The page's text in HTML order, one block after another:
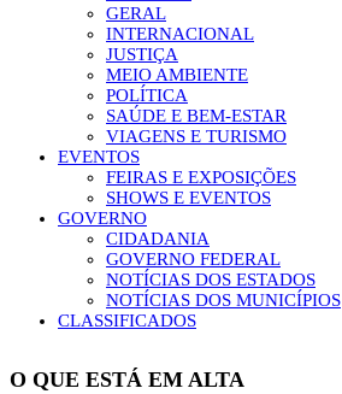
GERAL
INTERNACIONAL
JUSTIÇA
MEIO AMBIENTE
POLÍTICA
SAÚDE E BEM-ESTAR
VIAGENS E TURISMO
EVENTOS
FEIRAS E EXPOSIÇÕES
SHOWS E EVENTOS
GOVERNO
CIDADANIA
GOVERNO FEDERAL
NOTÍCIAS DOS ESTADOS
NOTÍCIAS DOS MUNICÍPIOS
CLASSIFICADOS
O QUE ESTÁ EM ALTA